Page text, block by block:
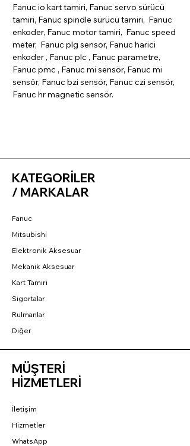
Fanuc io kart tamiri, Fanuc servo sürücü
tamiri, Fanuc spindle sürücü tamiri, Fanuc
enkoder, Fanuc motor tamiri, Fanuc speed
meter, Fanuc plg sensor, Fanuc harici
enkoder , Fanuc plc , Fanuc parametre,
Fanuc pmc , Fanuc mi sensör, Fanuc mi
sensör, Fanuc bzi sensör, Fanuc czi sensör,
Fanuc hr magnetic sensör.
KATEGORİLER
/ MARKALAR
Fanuc
Mitsubishi
Elektronik Aksesuar
Mekanik Aksesuar
Kart Tamiri
Sigortalar
Rulmanlar
Diğer
MÜŞTERİ
HİZMETLERİ
İletişim
Hizmetler
WhatsApp